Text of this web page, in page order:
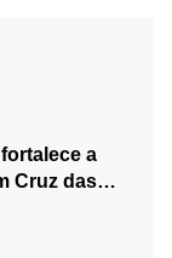
a
Cruz das…